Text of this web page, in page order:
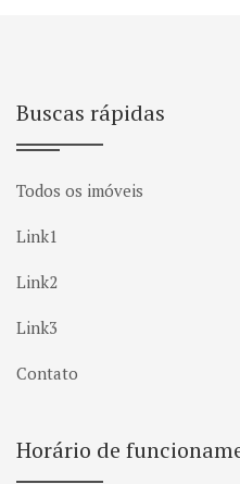
Buscas rápidas
Todos os imóveis
Link1
Link2
Link3
Contato
Horário de